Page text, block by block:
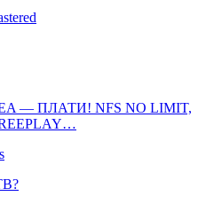
— ПЛАТИ! NFS NO LIMIT,